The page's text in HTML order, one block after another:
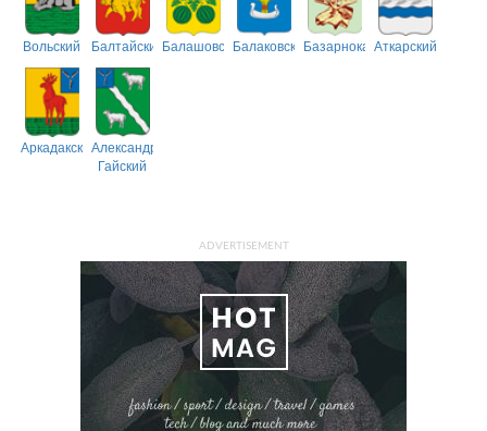
Вольский БалтайскийБалашовскийБалаковскийБазарнокарабулакский
Аткарский
АркадакскийАлександрово-
Гайский
ADVERTISEMENT